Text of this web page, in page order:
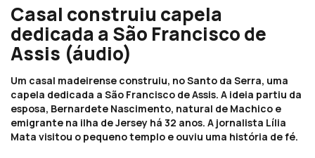
Casal construiu capela
dedicada a São Francisco de
Assis (áudio)
Um casal madeirense construiu, no Santo da Serra, uma
capela dedicada a São Francisco de Assis. A ideia partiu da
esposa, Bernardete Nascimento, natural de Machico e
emigrante na ilha de Jersey há 32 anos. A jornalista Lília
Mata visitou o pequeno templo e ouviu uma história de fé.